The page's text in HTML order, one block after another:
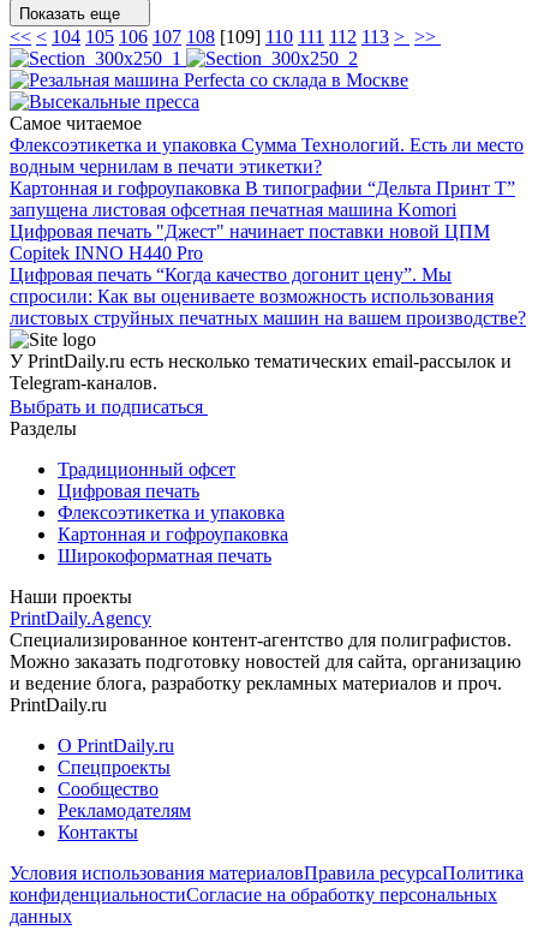
Показать еще
<< < 104 105 106 107 108 [109] 110 111 112 113 > >>
Самое читаемое
Флексоэтикетка и упаковка Сумма Технологий. Есть ли место
водным чернилам в печати этикетки?
Картонная и гофроупаковка В типографии “Дельта Принт Т”
запущена листовая офсетная печатная машина Komori
Цифровая печать "Джест" начинает поставки новой ЦПМ
Copitek INNO H440 Pro
Цифровая печать “Когда качество догонит цену”. Мы
спросили: Как вы оцениваете возможность использования
листовых струйных печатных машин на вашем производстве?
У PrintDaily.ru есть несколько тематических email-рассылок и
Telegram-каналов.
Выбрать и подписаться
Разделы
Традиционный офсет
Цифровая печать
Флексоэтикетка и упаковка
Картонная и гофроупаковка
Широкоформатная печать
Наши проекты
PrintDaily.Agency
Специализированное контент-агентство для полиграфистов.
Можно заказать подготовку новостей для сайта, организацию
и ведение блога, разработку рекламных материалов и проч.
PrintDaily.ru
О PrintDaily.ru
Спецпроекты
Сообщество
Рекламодателям
Контакты
Условия использования материаловПравила ресурсаПолитика
конфиденциальностиСогласие на обработку персональных
данных